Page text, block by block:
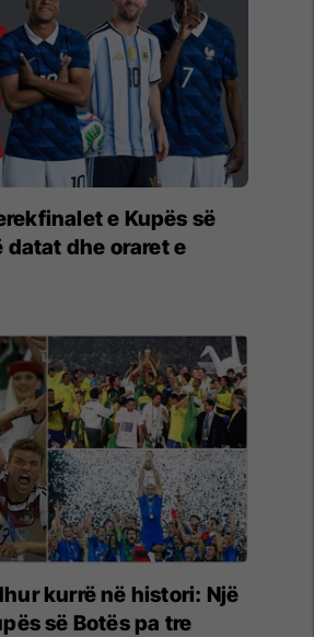
e Kupës së
datat dhe oraret e
kurrë në histori: Një
së Botës pa tre